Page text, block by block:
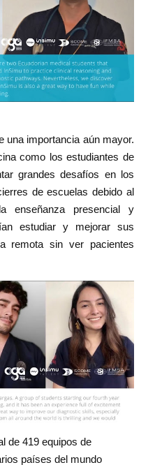
una importancia aún mayor.
como los estudiantes de
grandes desafíos en los
de escuelas debido al
enseñanza presencial y
estudiar y mejorar sus
remota sin ver pacientes
de 419 equipos de
países del mundo